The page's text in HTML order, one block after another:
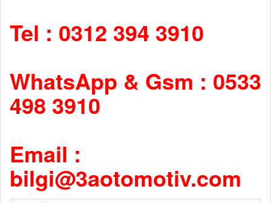
Tel : 0312 394 3910
WhatsApp & Gsm : 0533
498 3910
Email :
bilgi@3aotomotiv.com